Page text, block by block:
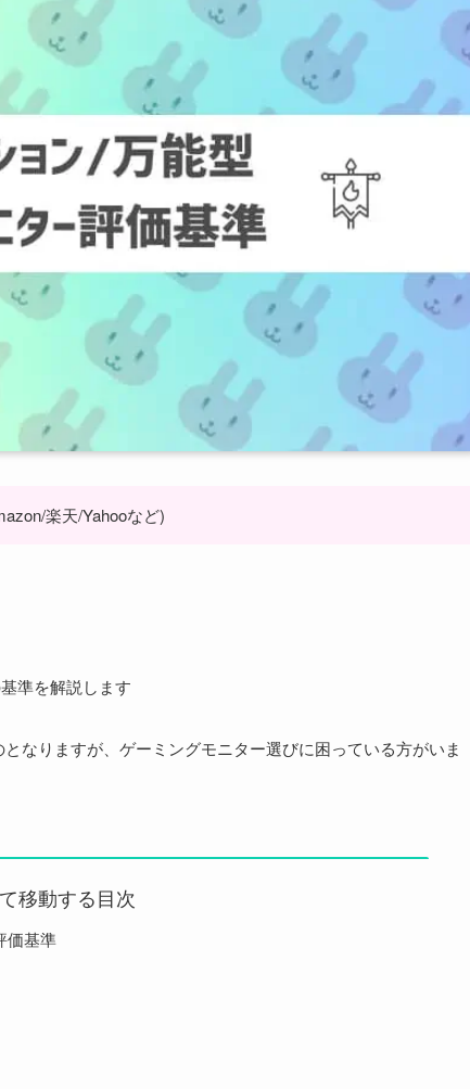
楽天/Yahooなど)
準を解説します
なりますが、ゲーミングモニター選びに困っている方がいま
移動する目次
価基準